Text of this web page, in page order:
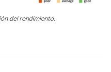
del rendimiento.